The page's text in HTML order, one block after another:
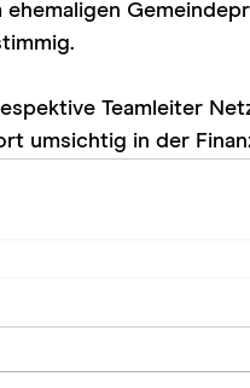
Teamleiter
umsichtig in der